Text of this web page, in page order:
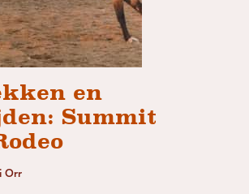
en
Summit
Orr